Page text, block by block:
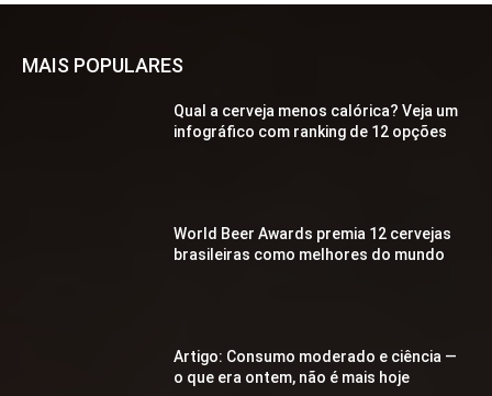
MAIS POPULARES
Qual a cerveja menos calórica? Veja um
infográfico com ranking de 12 opções
World Beer Awards premia 12 cervejas
brasileiras como melhores do mundo
Artigo: Consumo moderado e ciência —
o que era ontem, não é mais hoje